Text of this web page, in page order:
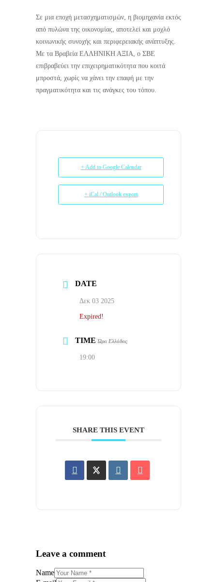
Σε μια εποχή μετασχηματισμών, η βιομηχανία εκτός
από πυλώνα της οικονομίας, αποτελεί και μοχλό
κοινωνικής συνοχής και περιφερειακής ανάπτυξης.
Με τα Βραβεία ΕΛΛΗΝΙΚΗ ΑΞΙΑ, ο ΣΒΕ
επιβραβεύει την επιχειρηματικότητα που κοιτά
μπροστά, χωρίς να χάνει την επαφή με την
πραγματικότητα και τις ανάγκες του τόπου.
+ Add to Google Calendar
+ iCal / Outlook export
DATE
Δεκ 03 2025
Expired!
TIME Ώρα Ελλάδας
19:00
SHARE THIS EVENT
Leave a comment
Name